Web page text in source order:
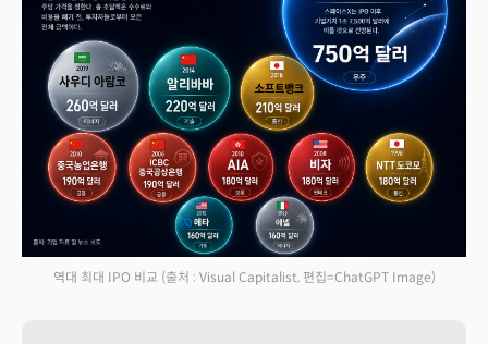
역대 최대 IPO 비교 (출처 : Visual Capitalist, 편집=ChatGPT Image)